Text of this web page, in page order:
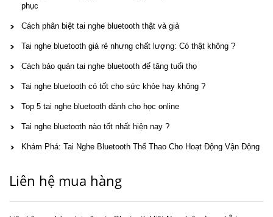
phục
Cách phân biệt tai nghe bluetooth thật và giả
Tai nghe bluetooth giá rẻ nhưng chất lượng: Có thật không ?
Cách bảo quản tai nghe bluetooth để tăng tuổi thọ
Tai nghe bluetooth có tốt cho sức khỏe hay không ?
Top 5 tai nghe bluetooth dành cho học online
Tai nghe bluetooth nào tốt nhất hiện nay ?
Khám Phá: Tai Nghe Bluetooth Thể Thao Cho Hoạt Động Vận Động
Liên hệ mua hàng